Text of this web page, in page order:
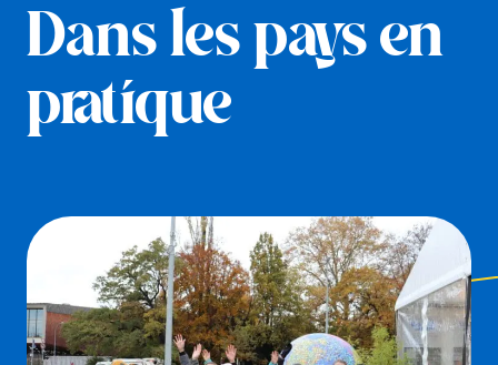
Dans les pays en
pratique